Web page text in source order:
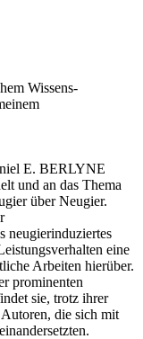
Wissens-
E. BERLYNE
und an das Thema
über Neugier.
neugierinduziertes
eine
Arbeiten hierüber.
prominenten
sie, trotz ihrer
die sich mit